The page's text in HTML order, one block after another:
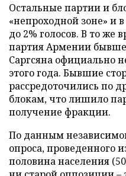
Остальные партии и
«непроходной зоне» и
до 2% голосов. В то же
партия Армении
Саргсяна официально
этого года. Бывшие
рассредоточились по
блокам, что лишило
получение фракции.
По данным
опроса, проведенного
половина населения